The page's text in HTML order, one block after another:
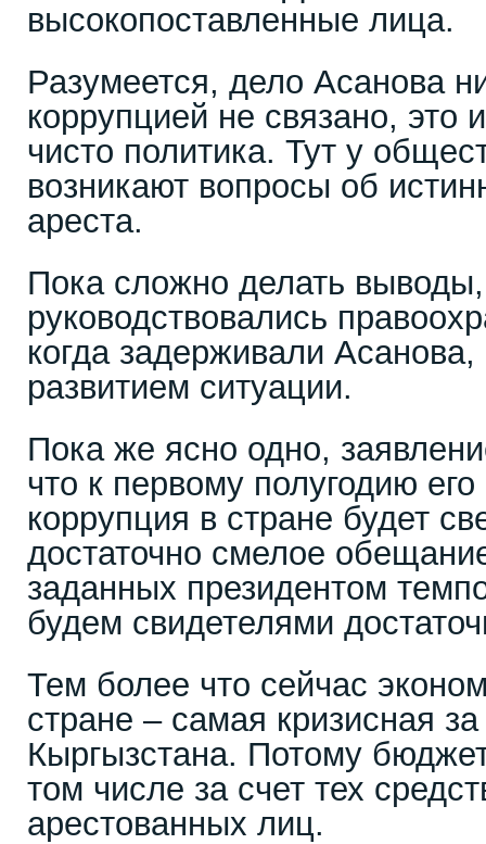
высокопоставленные лица.
Разумеется, дело Асанова
коррупцией не связано, это
чисто политика. Тут у
возникают вопросы об
ареста.
Пока сложно делать
руководствовались
когда задерживали
развитием ситуации.
Пока же ясно одно,
что к первому полугодию его
коррупция в стране будет
достаточно смелое
заданных президентом
будем свидетелями
Тем более что сейчас
стране – самая кризисная
Кыргызстана. Потому
том числе за счет тех
арестованных лиц.